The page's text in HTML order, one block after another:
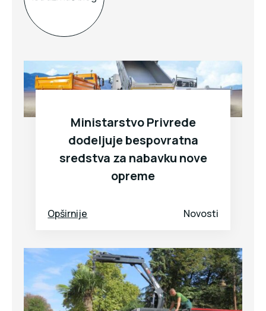
Ministarstvo Privrede
dodeljuje bespovratna
sredstva za nabavku nove
opreme
Novosti
Opširnije